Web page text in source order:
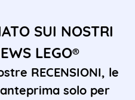
SUI NOSTRI
LEGO®
RECENSIONI, le
anteprima solo per